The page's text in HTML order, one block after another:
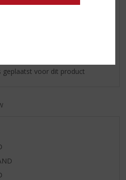
geplaatst voor dit product